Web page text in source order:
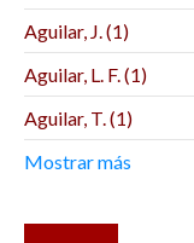
Biblos (1)
Bonilla Artigas
Editores (2)
BUAP (1)
Centre de Recherches
Aguilar, J. (1)
Aguilar, L. F. (1)
Aguilar, T. (1)
Aguilera, M. (1)
Mostrar más